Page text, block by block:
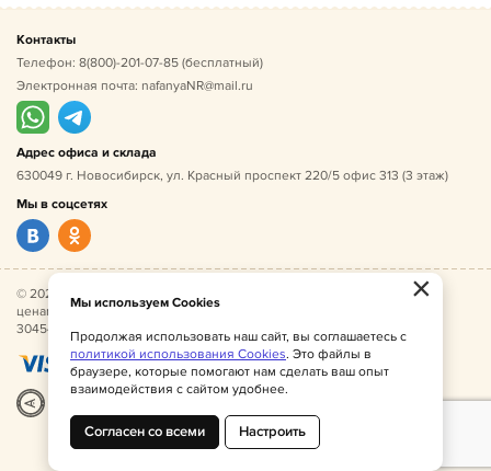
Контакты
Телефон: 8(800)-201-07-85 (бесплатный)
Электронная почта: nafanyaNR@mail.ru
Адрес офиса и склада
630049 г. Новосибирск, ул. Красный проспект 220/5 офис 313 (3 этаж)
Мы в соцсетях
© 2026 Нафаня — оптовые поставки детской одежды по
ценам производителя. ИНН 541005493544, ОГРН
304541027500052.
×
Мы используем Cookies
Продолжая использовать наш сайт, вы соглашаетесь с
политикой использования Cookies. Это файлы в
браузере, которые помогают нам сделать ваш опыт
взаимодействия с сайтом удобнее.
Согласен со всеми Настроить